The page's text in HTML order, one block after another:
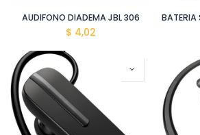
AUDIFONO DIADEMA JBL 306
$ 4,02